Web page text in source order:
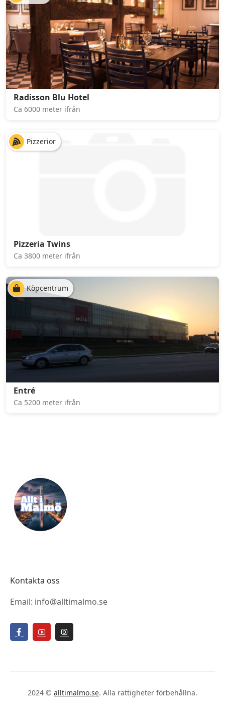
Radisson Blu Hotel
Ca 6000 meter ifrån
Pizzerior
Pizzeria Twins
Ca 3800 meter ifrån
Köpcentrum
Entré
Ca 5200 meter ifrån
Kontakta oss
Email: info@alltimalmo.se
2024 © alltimalmo.se. Alla rättigheter förbehållna.